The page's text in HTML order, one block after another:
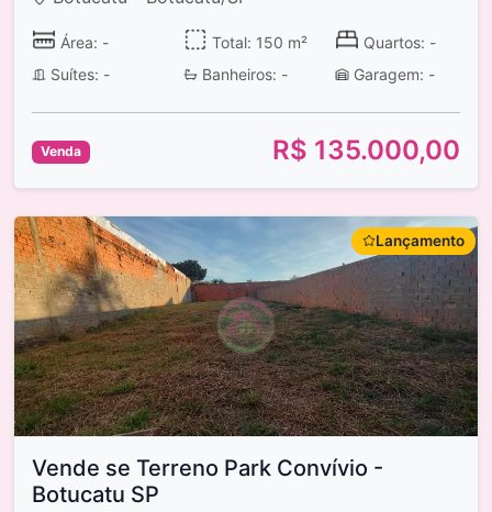
Área: - Total: 150 m²
Quartos: -
Suítes: -
Banheiros: - Garagem: -
Venda R$ 135.000,00
Lançamento
Vende se Terreno Park Convívio -
Botucatu SP